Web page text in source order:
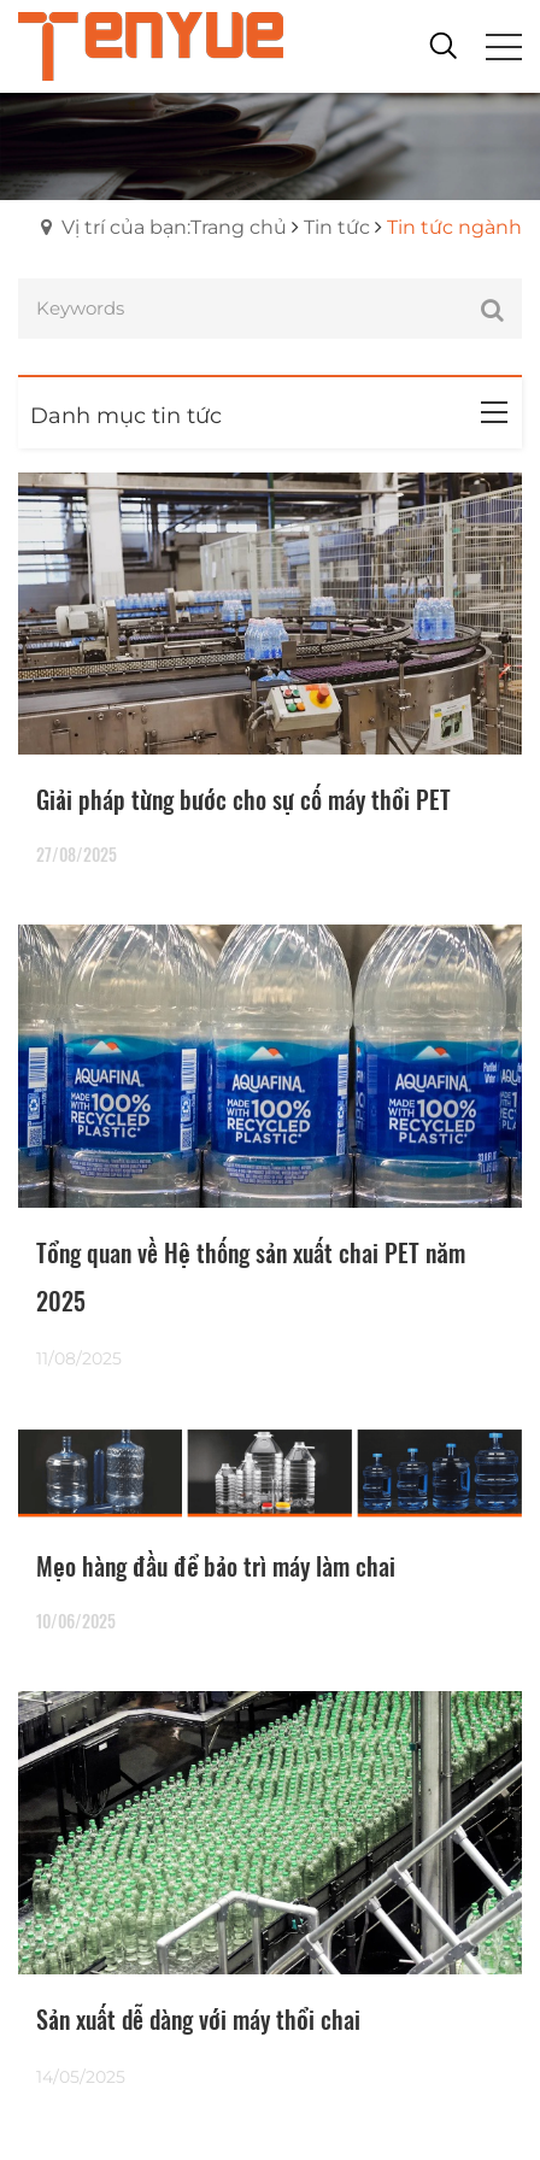
Vị trí của bạn:Trang chủ Tin tức Tin tức ngành
Danh mục tin tức
Giải pháp từng bước cho sự cố máy thổi PET
27/08/2025
Tổng quan về Hệ thống sản xuất chai PET năm
2025
11/08/2025
Mẹo hàng đầu để bảo trì máy làm chai
10/06/2025
Sản xuất dễ dàng với máy thổi chai
14/05/2025